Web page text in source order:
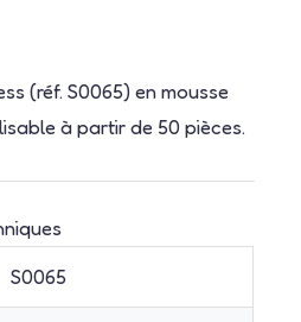
(réf. S0065) en mousse
à partir de 50 pièces.
S0065